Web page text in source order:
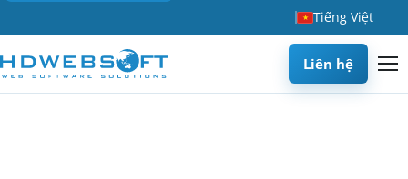
Tiếng Việt
Liên hệ